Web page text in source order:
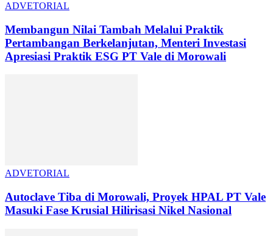
ADVETORIAL
Membangun Nilai Tambah Melalui Praktik
Pertambangan Berkelanjutan, Menteri Investasi
Apresiasi Praktik ESG PT Vale di Morowali
ADVETORIAL
Autoclave Tiba di Morowali, Proyek HPAL PT Vale
Masuki Fase Krusial Hilirisasi Nikel Nasional